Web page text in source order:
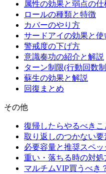
属性の効果と弱点の仕
ロールの種類と特徴
カバーのやり方
サードアイの効果と使
警戒度の下げ方
意識奏功の紹介と解説
ターン制限(行動回数
蘇生の効果と解説
回復まとめ
その他
復帰したらやるべきこ
取り返しのつかない要
必要容量と推奨スペッ
重い・落ちる時の対処
マルチムVIP買うべき